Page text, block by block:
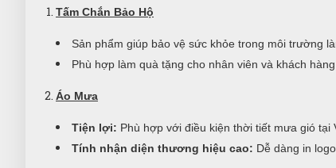
Tấm Chắn Bảo Hộ
Sản phẩm giúp bảo vệ sức khỏe trong môi trường
Phù hợp làm quà tặng cho nhân viên và khách
Áo Mưa
Tiện lợi: Phù hợp với điều kiện thời tiết mưa gió tại
Tính nhận diện thương hiệu cao: Dễ dàng in